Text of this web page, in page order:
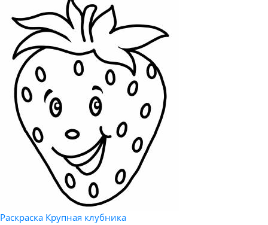
Раскраска Крупная клубника